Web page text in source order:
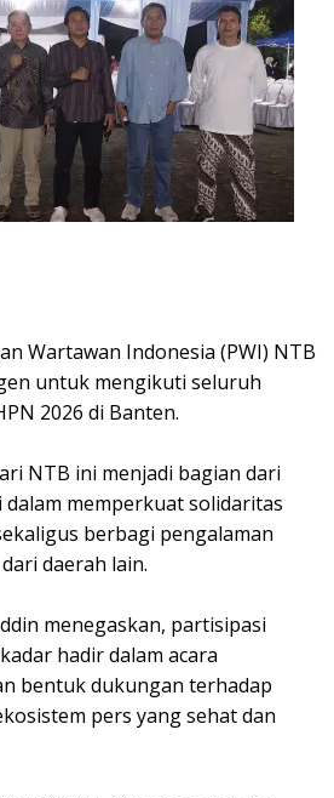
Wartawan Indonesia (PWI) NTB
untuk mengikuti seluruh
2026 di Banten.
NTB ini menjadi bagian dari
memperkuat solidaritas
berbagi pengalaman
daerah lain.
menegaskan, partisipasi
hadir dalam acara
bentuk dukungan terhadap
pers yang sehat dan